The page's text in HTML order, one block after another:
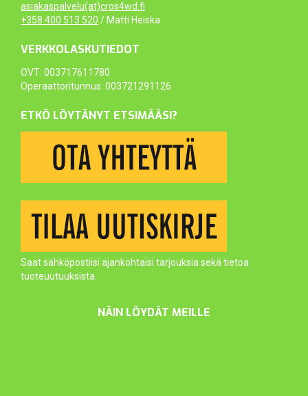
asiakaspalvelu(at)cros4wd.fi
+358 400 513 520 / Matti Heiska
VERKKOLASKUTIEDOT
OVT: 003717611780
Operaattoritunnus: 003721291126
ETKÖ LÖYTÄNYT ETSIMÄÄSI?
Saat sähköpostiisi ajankohtaisi tarjouksia sekä tietoa
tuoteuutuuksista.
NÄIN LÖYDÄT MEILLE